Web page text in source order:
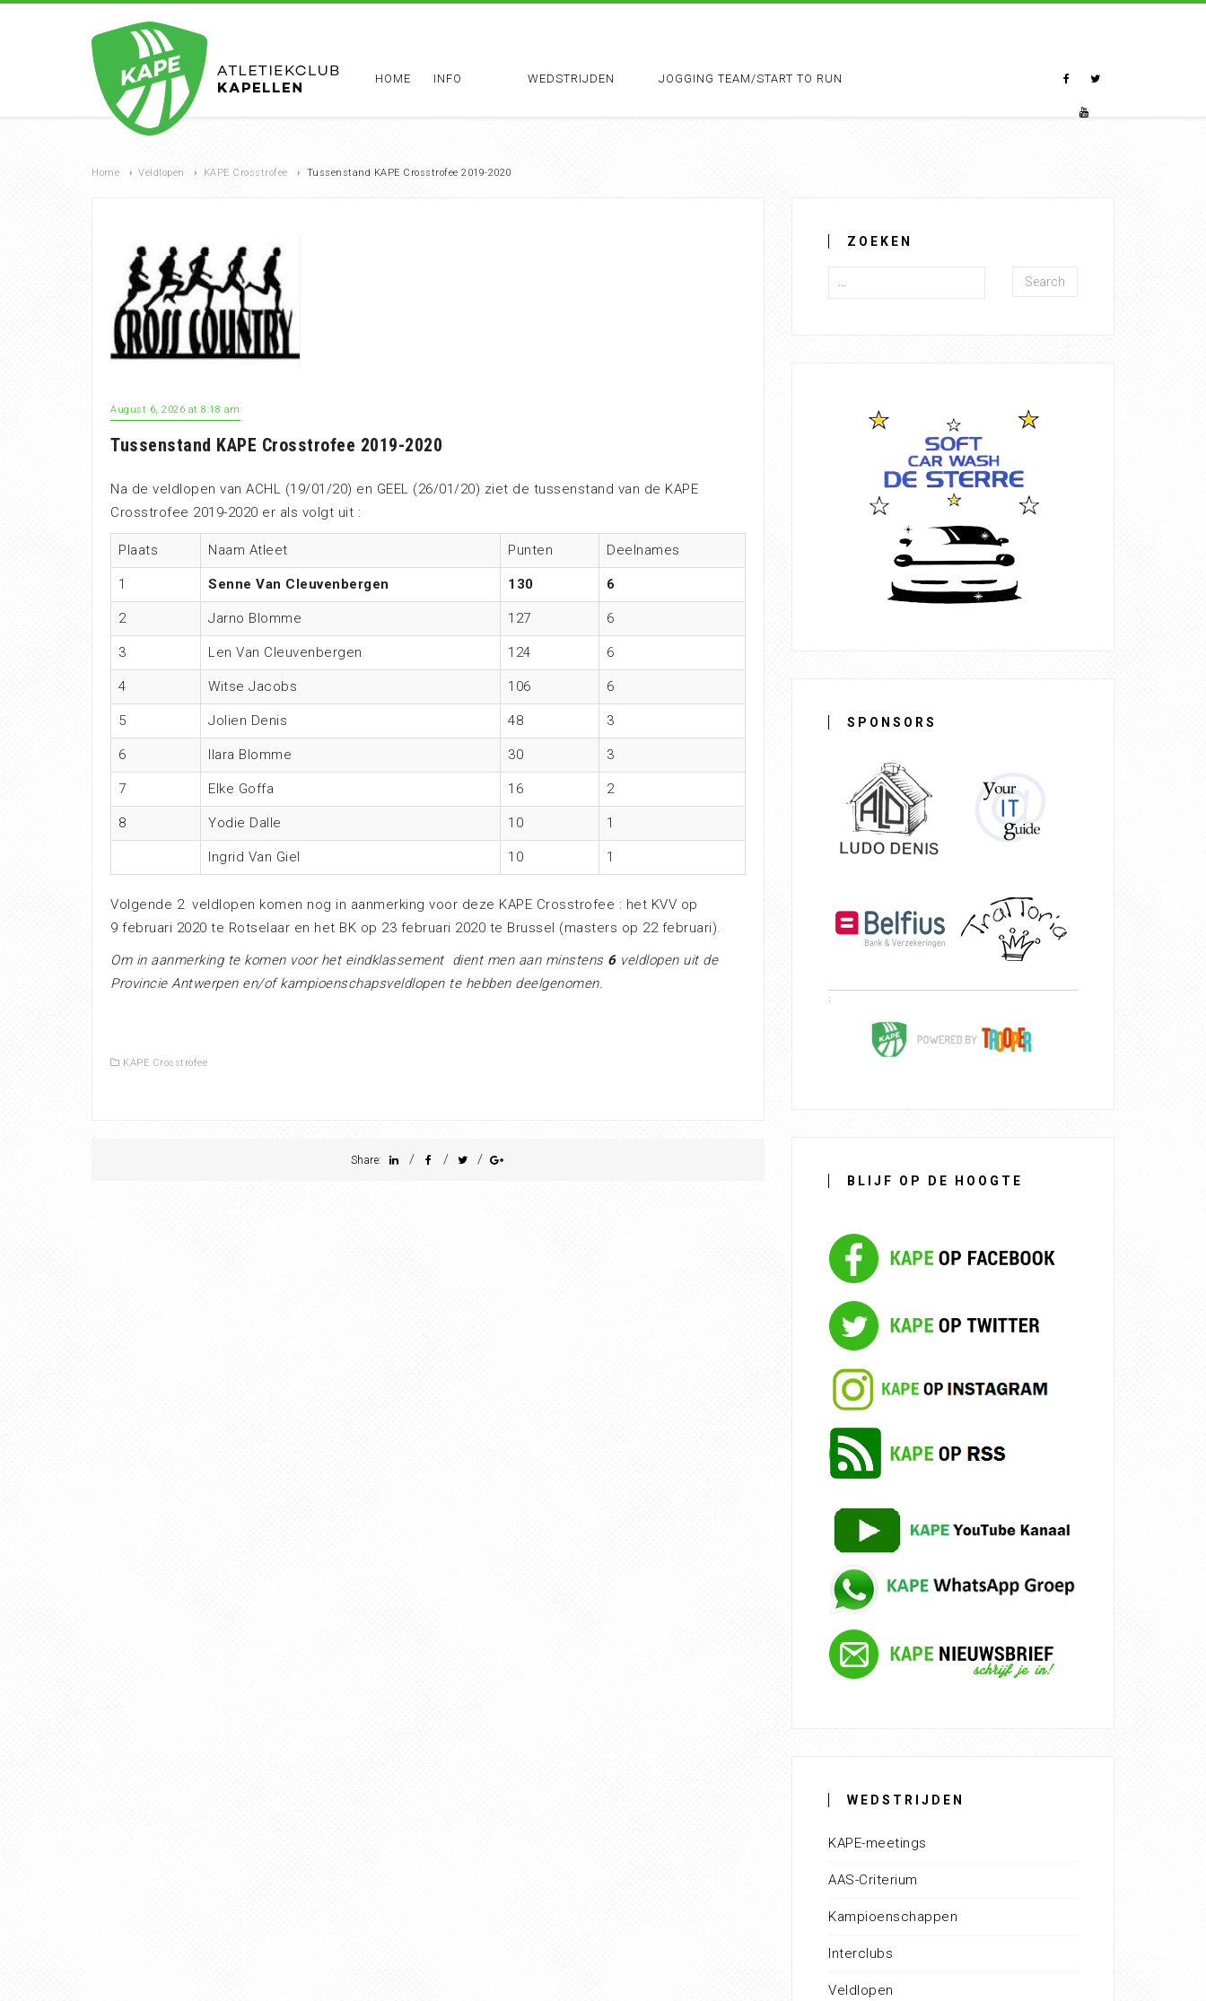
HOME INFO WEDSTRIJDEN JOGGING TEAM/START TO RUN
Home › Veldlopen › KAPE Crosstrofee › Tussenstand KAPE Crosstrofee 2019-2020
August 6, 2026 at 8:18 am
Tussenstand KAPE Crosstrofee 2019-2020
Na de veldlopen van ACHL (19/01/20) en GEEL (26/01/20) ziet de tussenstand van de KAPE
Crosstrofee 2019-2020 er als volgt uit :
Plaats Naam Atleet Punten Deelnames
1 Senne Van Cleuvenbergen 130 6
2 Jarno Blomme 127 6
3 Len Van Cleuvenbergen 124 6
4 Witse Jacobs 106 6
5 Jolien Denis 48 3
6 Ilara Blomme 30 3
7 Elke Goffa 16 2
8 Yodie Dalle 10 1
Ingrid Van Giel 10 1
Volgende 2 veldlopen komen nog in aanmerking voor deze KAPE Crosstrofee : het KVV op
9 februari 2020 te Rotselaar en het BK op 23 februari 2020 te Brussel (masters op 22 februari).
Om in aanmerking te komen voor het eindklassement dient men aan minstens6 veldlopen uit de
Provincie Antwerpen en/of kampioenschapsveldlopen te hebben deelgenomen.
KAPE Crosstrofee
Share: / / /
ZOEKEN
Search
SPONSORS
BLIJF OP DE HOOGTE
WEDSTRIJDEN
KAPE-meetings
AAS-Criterium
Kampioenschappen
Interclubs
Veldlopen